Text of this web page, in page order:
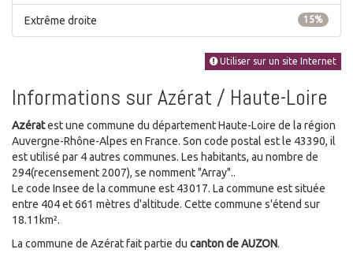
15%
Extrême droite
Utiliser sur un site Internet
Informations sur Azérat / Haute-Loire
Azératest une commune du département Haute-Loire de la région
Auvergne-Rhône-Alpes en France. Son code postal est le 43390, il
est utilisé par 4 autres communes. Les habitants, au nombre de
294(recensement 2007), se nomment "Array"..
Le code Insee de la commune est 43017. La commune est située
entre 404 et 661 mètres d'altitude. Cette commune s'étend sur
18.11km².
La commune de Azérat fait partie du canton de AUZON.